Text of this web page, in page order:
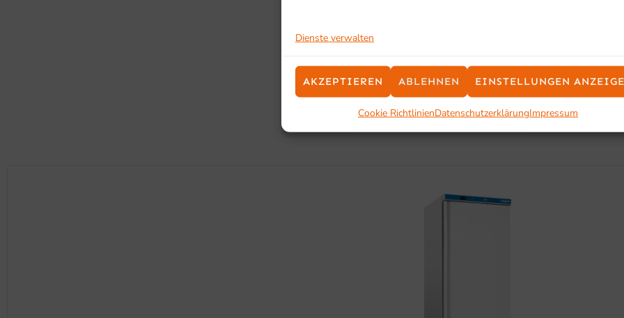
Dienste verwalten
AKZEPTIEREN ABLEHNEN EINSTELLUNGEN
Cookie RichtlinienDatenschutzerklärungImpressum
SCHON GESEHEN?
Ähnliche Produkte